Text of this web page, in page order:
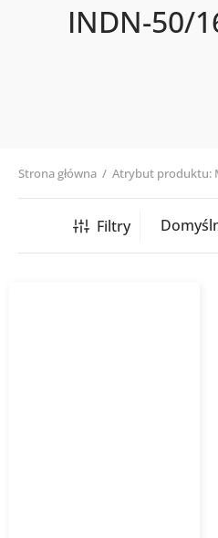
INDN-50/
Strona główna / Atrybut produktu:
Filtry